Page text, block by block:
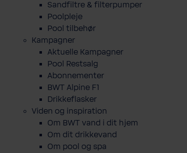
Sandfiltre & filterpumper
Poolpleje
Pool tilbehør
Kampagner
Aktuelle Kampagner
Pool Restsalg
Abonnementer
BWT Alpine F1
Drikkeflasker
Viden og inspiration
Om BWT vand i dit hjem
Om dit drikkevand
Om pool og spa